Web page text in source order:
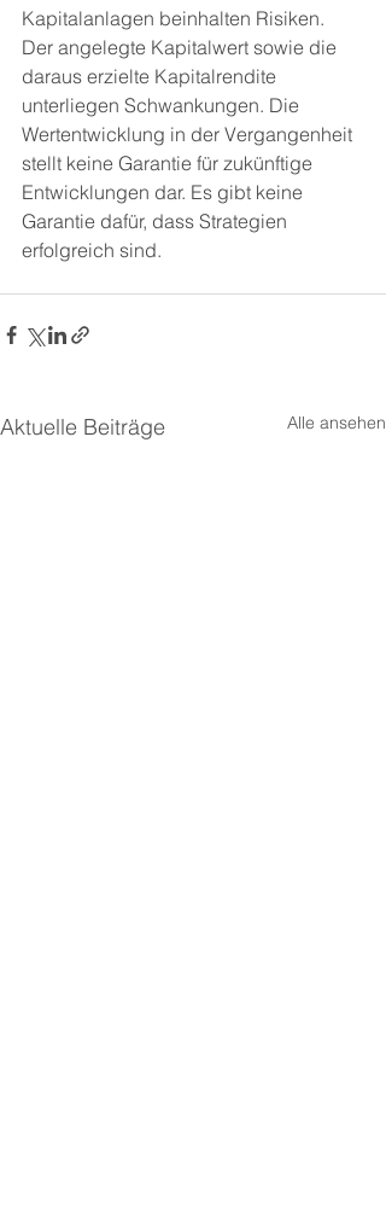
Kapitalanlagen beinhalten Risiken.
Der angelegte Kapitalwert sowie die
daraus erzielte Kapitalrendite
unterliegen Schwankungen. Die
Wertentwicklung in der Vergangenheit
stellt keine Garantie für zukünftige
Entwicklungen dar. Es gibt keine
Garantie dafür, dass Strategien
erfolgreich sind.
Aktuelle Beiträge Alle ansehen